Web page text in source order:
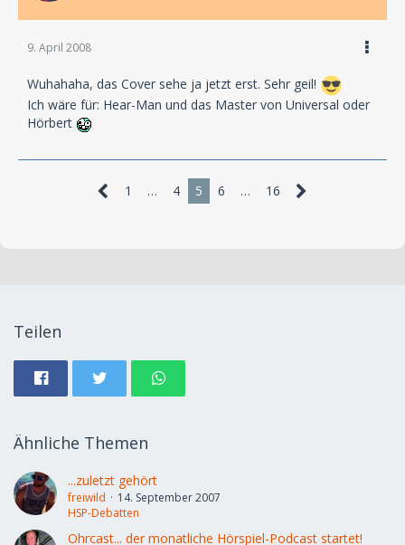
9. April 2008
Wuhahaha, das Cover sehe ja jetzt erst. Sehr geil!
Ich wäre für: Hear-Man und das Master von Universal oder
Hörbert
1 … 4 5 6 … 16
Teilen
Ähnliche Themen
...zuletzt gehört
freiwild
14. September 2007
HSP-Debatten
Ohrcast... der monatliche Hörspiel-Podcast startet!